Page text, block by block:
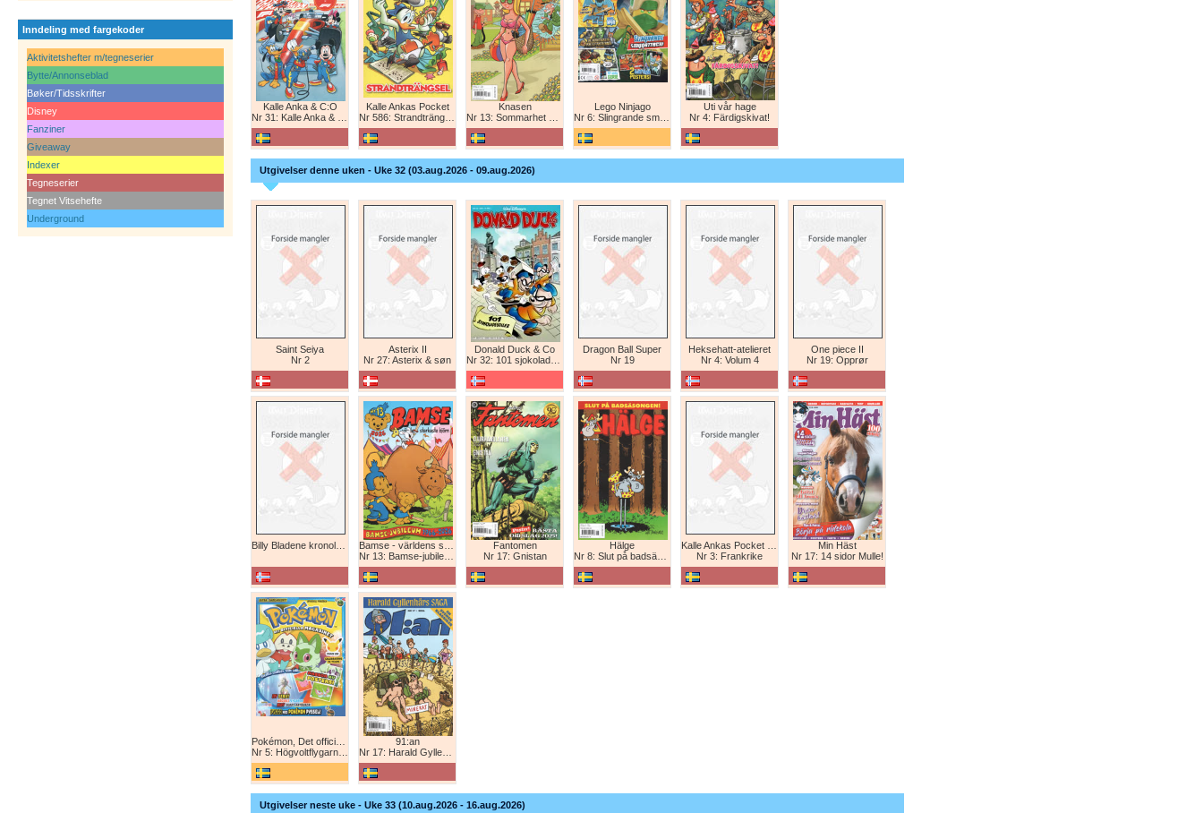
Inndeling med fargekoder
Aktivitetshefter m/tegneserier
Bytte/Annonseblad
Bøker/Tidsskrifter
Disney
Fanziner
Giveaway
Indexer
Tegneserier
Tegnet Vitsehefte
Underground
Kalle Anka & C:O
Nr 31: Kalle Anka & C:O
Kalle Ankas Pocket
Nr 586: Strandträngsel
Knasen
Nr 13: Sommarhet humor!
Lego Ninjago
Nr 6: Slingrande smygattack!
Uti vår hage
Nr 4: Färdigskivat!
Utgivelser denne uken - Uke 32 (03.aug.2026 - 09.aug.2026)
Saint Seiya
Nr 2
Asterix II
Nr 27: Asterix & søn
Donald Duck & Co
Nr 32: 101 sjokoladeboller
Dragon Ball Super
Nr 19
Heksehatt-atelieret
Nr 4: Volum 4
One piece II
Nr 19: Opprør
Nr 13: Bamse-jubileum 1966-2026
Fantomen
Nr 17: Gnistan
Hälge
Nr 8: Slut på badsäsongen!
Nr 3: Frankrike
Min Häst
Nr 17: 14 sidor Mulle!
Nr 5: Högvoltflygarna mot Svart Rayquaza!
91:an
Nr 17: Harald Gyllenhårs saga
Utgivelser neste uke - Uke 33 (10.aug.2026 - 16.aug.2026)